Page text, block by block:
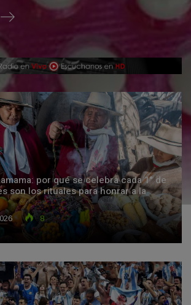
por qué se celebra cada 1° de
son los rituales para honrar a la
8